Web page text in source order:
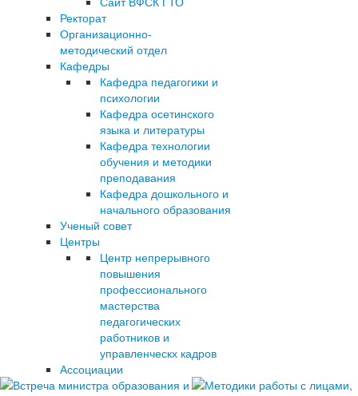
Ректорат
Организационно-
методический отдел
Кафедры
Кафедра педагогики и
психологии
Кафедра осетинского
языка и литературы
Кафедра технологии
обучения и методики
преподавания
Кафедра дошкольного и
начального образования
Ученый совет
Центры
Центр непрерывного
повышения
профессионального
мастерства
педагогических
работников и
управленческх кадров
Ассоциации